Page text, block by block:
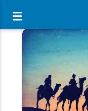
[There are no radio